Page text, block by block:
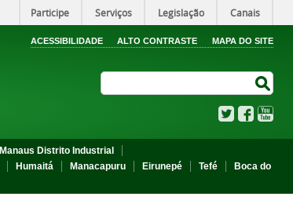
Participe Serviços Legislação Canais
ACESSIBILIDADE ALTO CONTRASTE MAPA DO SITE
TwitterFacebook
Manaus Distrito Industrial
Humaitá Manacapuru Eirunepé Tefé
Boca do